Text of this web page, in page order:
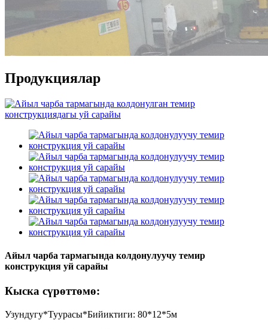
Продукциялар
Айыл чарба тармагында колдонулуучу темир
конструкция уй сарайы
Кыска сүрөттөмө:
Узундугу*Туурасы*Бийиктиги: 80*12*5м